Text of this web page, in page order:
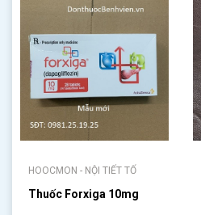
HOOCMON - NỘI TIẾT TỐ
Thuốc Forxiga 10mg